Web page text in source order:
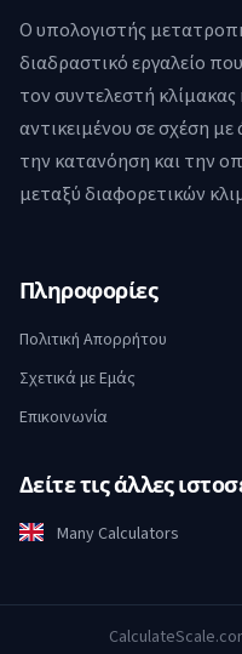
Ο υπολογιστής
διαδραστικό εργαλείο
τον συντελεστή
αντικειμένου σε σχέση με
την κατανόηση και την
μεταξύ διαφορετικών
Πληροφορίες
Πολιτική Απορρήτου
Σχετικά με Εμάς
Επικοινωνία
Δείτε τις άλλες
Many Calculators